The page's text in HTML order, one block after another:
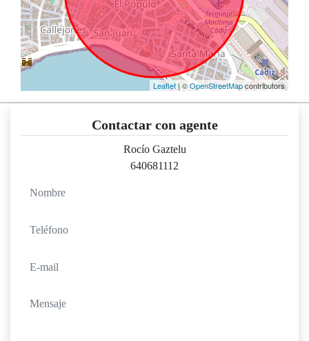
Leaflet| ©OpenStreetMapcontributors
Contactar con agente
Rocío Gaztelu
640681112
nombre
teléfono
e-mail
mensaje